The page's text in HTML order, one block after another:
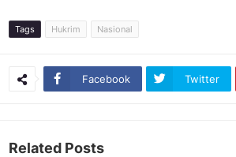
Tags Hukrim Nasional
Facebook Twitter
Related Posts